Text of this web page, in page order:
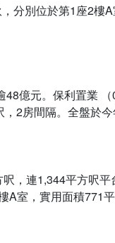
分別位於第1座2樓
億元。保利置業
2房間隔。全盤於今
，連1,344平方呎
室，實用面積771